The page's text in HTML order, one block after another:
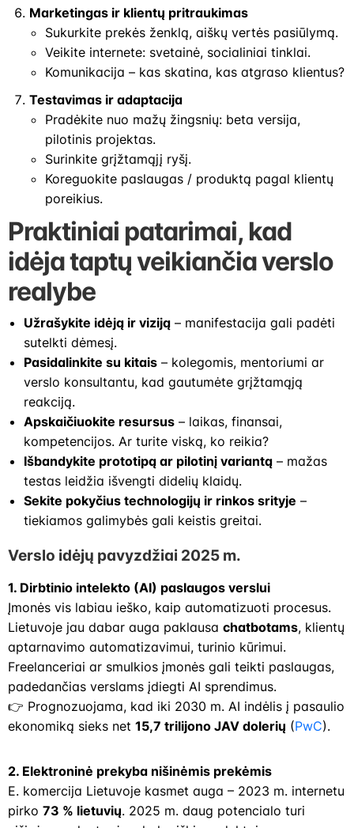
Marketingas ir klientų pritraukimas
Sukurkite prekės ženklą, aiškų vertės pasiūlymą.
Veikite internete: svetainė, socialiniai tinklai.
Komunikacija – kas skatina, kas atgraso klientus?
Testavimas ir adaptacija
Pradėkite nuo mažų žingsnių: beta versija,
pilotinis projektas.
Surinkite grįžtamąjį ryšį.
Koreguokite paslaugas / produktą pagal klientų
poreikius.
Praktiniai patarimai, kad
idėja taptų veikiančia verslo
realybe
Užrašykite idėją ir viziją – manifestacija gali padėti
sutelkti dėmesį.
Pasidalinkite su kitais – kolegomis, mentoriumi ar
verslo konsultantu, kad gautumėte grįžtamąją
reakciją.
Apskaičiuokite resursus – laikas, finansai,
kompetencijos. Ar turite viską, ko reikia?
Išbandykite prototipą ar pilotinį variantą – mažas
testas leidžia išvengti didelių klaidų.
Sekite pokyčius technologijų ir rinkos srityje –
tiekiamos galimybės gali keistis greitai.
Verslo idėjų pavyzdžiai 2025 m.
1. Dirbtinio intelekto (AI) paslaugos verslui
Įmonės vis labiau ieško, kaip automatizuoti procesus.
Lietuvoje jau dabar auga paklausa chatbotams, klientų
aptarnavimo automatizavimui, turinio kūrimui.
Freelanceriai ar smulkios įmonės gali teikti paslaugas,
padedančias verslams įdiegti AI sprendimus.
👉 Prognozuojama, kad iki 2030 m. AI indėlis į pasaulio
ekonomiką sieks net 15,7 trilijono JAV dolerių (PwC).
2. Elektroninė prekyba nišinėmis prekėmis
E. komercija Lietuvoje kasmet auga – 2023 m. internetu
pirko 73 % lietuvių. 2025 m. daug potencialo turi